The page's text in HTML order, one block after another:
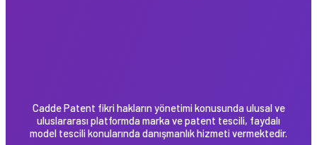
Cadde Patent fikri hakların yönetimi konusunda ulusal ve
uluslararası platformda marka ve patent tescili, faydalı
model tescili konularında danışmanlık hizmeti vermektedir.